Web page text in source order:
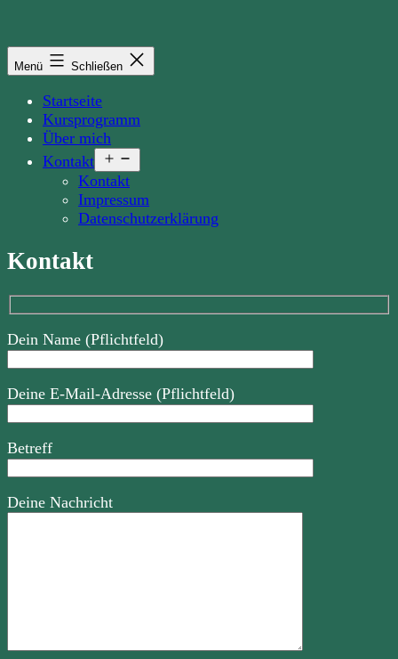
springen
Menü Schließen
Startseite
Kursprogramm
Über mich
Kontakt
öffnen
Kontakt
Impressum
Datenschutzerklärung
Kontakt
Dein Name (Pflichtfeld)
Deine E-Mail-Adresse (Pflichtfeld)
Betreff
Deine Nachricht